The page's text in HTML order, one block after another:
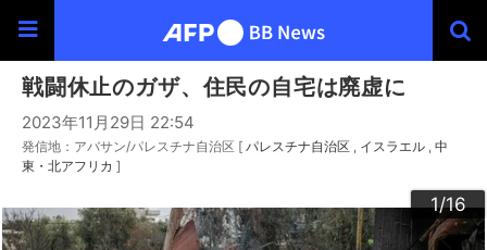
戦闘休止のガザ、住民の自宅は廃虚に
2023年11月29日 22:54
発信地：アバサン/パレスチナ自治区 [ パレスチナ自治区 イスラエル 中
東・北アフリカ ]
1/16
2/16
3/16
4/16
5/16
6/16
7/16
8/16
9/16
10/16
11/16
12/16
13/16
14/16
15/16
16/16